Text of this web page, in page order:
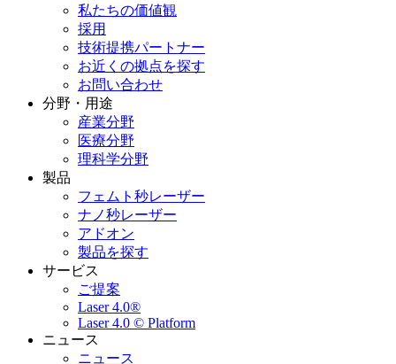
私たちの価値観
採用
技術提携パートナー
お近くの拠点を探す
お問い合わせ
分野・用途
産業分野
医療分野
理科学分野
製品
フェムト秒レーザー
ナノ秒レーザー
アドオン
製品を探す
サービス
ご提案
Laser 4.0®
Laser 4.0 © Platform
ニュース
ニュース